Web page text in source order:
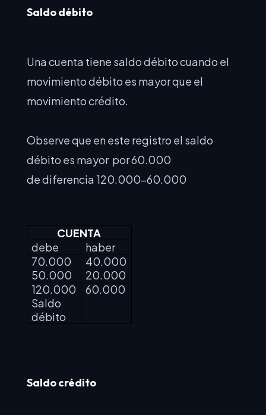
Saldo débito
Una cuenta tiene saldo débito cuando el
movimiento débito es mayor que el
movimiento crédito.
Observe que en este registro el saldo
débito es mayor por 60.000
de diferencia 120.000-60.000
CUENTA
debe
haber
70.000
50.000
40.000
20.000
120.000
Saldo
débito
60.000
Saldo crédito